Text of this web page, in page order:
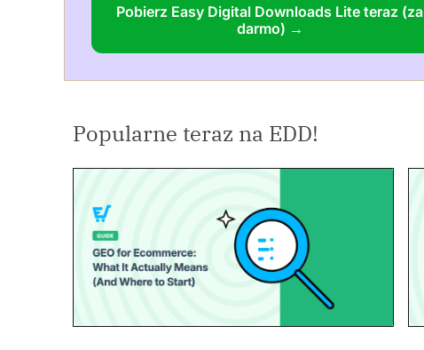
Pobierz Easy Digital Downloads Lite teraz (za
darmo) →
Popularne teraz na EDD!